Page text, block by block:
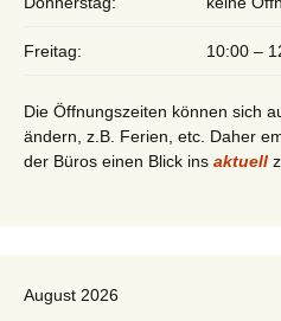
Freitag: 10:00 –
Die Öffnungszeiten können sich
ändern, z.B. Ferien, etc. Daher
der Büros einen Blick ins aktuell
August 2026